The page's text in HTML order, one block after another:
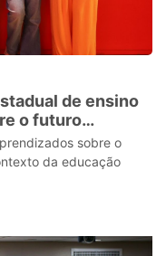
de ensino
o futuro
Cola
sobre o
da educação